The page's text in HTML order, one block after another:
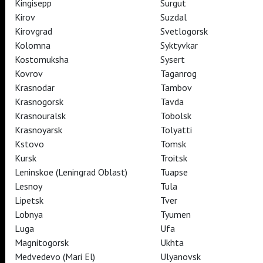
TheatreHD Балет в кино
ART IN CINEMAS
TheatreHD
ART IN CINEMAS
TheatreHD
TheatreHD Опера
TheatreHD Балет в кино
ART IN CINEMAS
TheatreHD
Subscribe to The Newsletter
Стать волонтёром
Как организовать показ в вашем городе
Partners
© TheatreHD 2026
18+
Kingisepp
Kirov
Kirovgrad
Kolomna
Kostomuksha
Kovrov
Krasnodar
Krasnogorsk
Krasnouralsk
Krasnoyarsk
Kstovo
Kursk
Leninskoe (Leningrad Oblast)
Lesnoy
Lipetsk
Lobnya
Luga
Magnitogorsk
Medvedevo (Mari El)
Surgut
Suzdal
Svetlogorsk
Syktyvkar
Sysert
Taganrog
Tambov
Tavda
Tobolsk
Tolyatti
Tomsk
Troitsk
Tuapse
Tula
Tver
Tyumen
Ufa
Ukhta
Ulyanovsk